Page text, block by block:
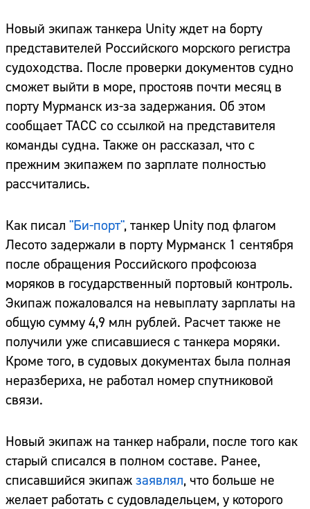
Новый экипаж танкера Unity ждет на борту
представителей Российского морского регистра
судоходства. После проверки документов судно
сможет выйти в море, простояв почти месяц в
порту Мурманск из-за задержания. Об этом
сообщает ТАСС со ссылкой на представителя
команды судна. Также он рассказал, что с
прежним экипажем по зарплате полностью
рассчитались.
Как писал "Би-порт", танкер Unity под флагом
Лесото задержали в порту Мурманск 1 сентября
после обращения Российского профсоюза
моряков в государственный портовый контроль.
Экипаж пожаловался на невыплату зарплаты на
общую сумму 4,9 млн рублей. Расчет также не
получили уже списавшиеся с танкера моряки.
Кроме того, в судовых документах была полная
неразбериха, не работал номер спутниковой
связи.
Новый экипаж на танкер набрали, после того как
старый списался в полном составе. Ранее,
списавшийся экипаж заявлял, что больше не
желает работать с судовладельцем, у которого